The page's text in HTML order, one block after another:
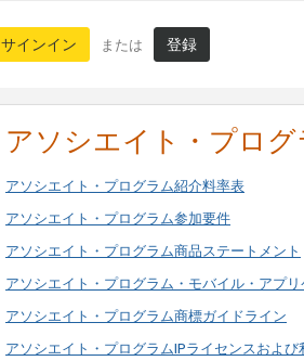
サインイン または 登録
アソシエイト・プロ
アソシエイト・プログラム紹介料率表
アソシエイト・プログラム参加要件
アソシエイト・プログラム商品ステートメント
アソシエイト・プログラム・モバイル・アプ
アソシエイト・プログラム商標ガイドライン
アソシエイト・プログラムIPライセンスおよび